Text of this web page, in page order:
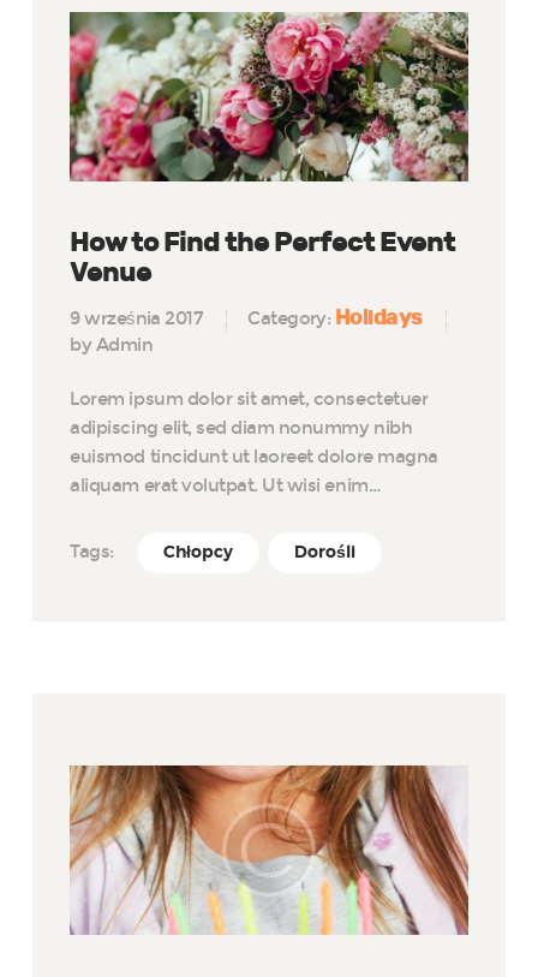
How to Find the Perfect Event
Venue
9 września 2017 Category: Holidays
by Admin
Lorem ipsum dolor sit amet, consectetuer
adipiscing elit, sed diam nonummy nibh
euismod tincidunt ut laoreet dolore magna
aliquam erat volutpat. Ut wisi enim…
Tags: Chłopcy Dorośli